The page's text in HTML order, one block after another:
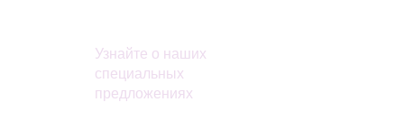
Узнайте о наших
специальных
предложениях